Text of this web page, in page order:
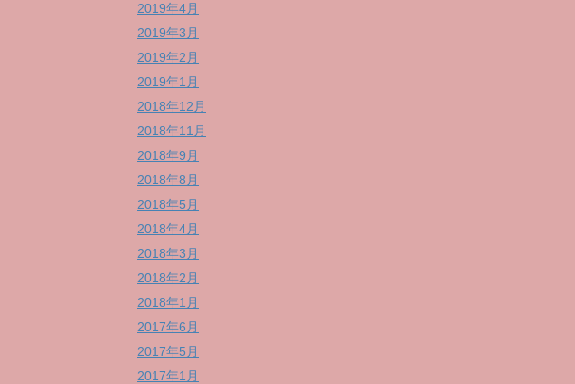
2019年4月
2019年3月
2019年2月
2019年1月
2018年12月
2018年11月
2018年9月
2018年8月
2018年5月
2018年4月
2018年3月
2018年2月
2018年1月
2017年6月
2017年5月
2017年1月